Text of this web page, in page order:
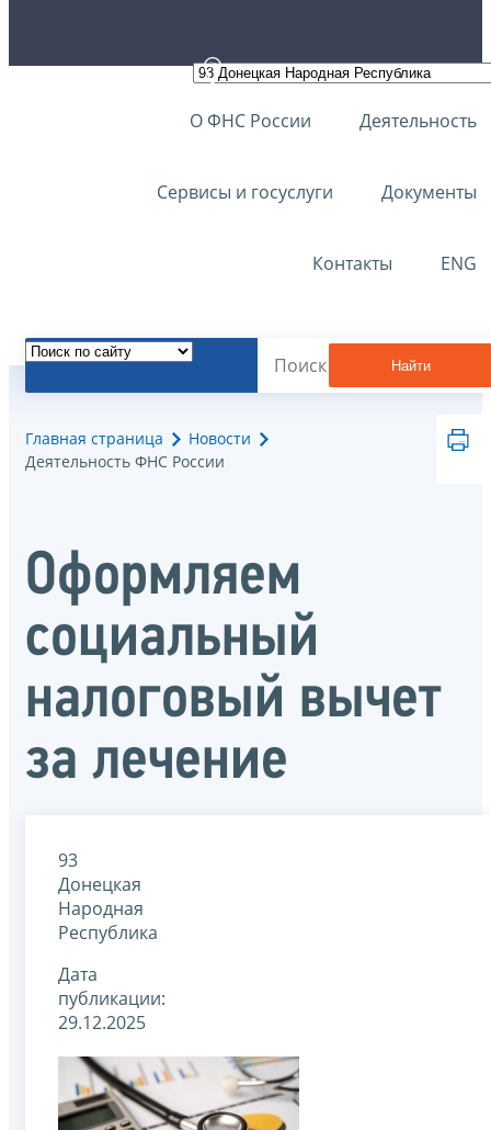
О ФНС России Деятельность
Сервисы и госуслуги Документы
Контакты ENG
Найти
Главная страница
Новости
Деятельность ФНС России
Оформляем
социальный
налоговый вычет
за лечение
93
Донецкая
Народная
Республика
Дата
публикации:
29.12.2025